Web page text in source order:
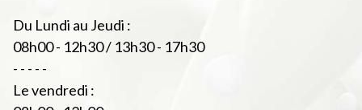
Du Lundi au Jeudi :
08h00 - 12h30 / 13h30 - 17h30
- - - - -
Le vendredi :